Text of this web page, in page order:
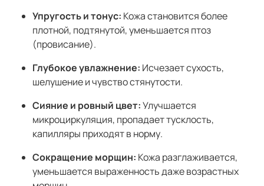
Упругость и тонус: Кожа становится более
плотной, подтянутой, уменьшается птоз
(провисание).
Глубокое увлажнение: Исчезает сухость,
шелушение и чувство стянутости.
Сияние и ровный цвет:Улучшается
микроциркуляция, пропадает тусклость,
капилляры приходят в норму.
Сокращение морщин: Кожа разглаживается,
уменьшается выраженность даже возрастных